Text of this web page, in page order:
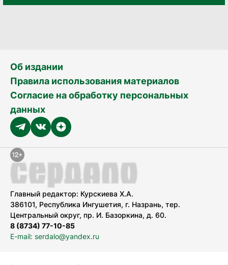
Об издании
Правила использования материалов
Согласие на обработку персональных
данных
Главный редактор: Курскиева Х.А.
386101, Республика Ингушетия, г. Назрань, тер.
Центральный округ, пр. И. Базоркина, д. 60.
8 (8734) 77-10-85
E-mail: serdalo@yandex.ru